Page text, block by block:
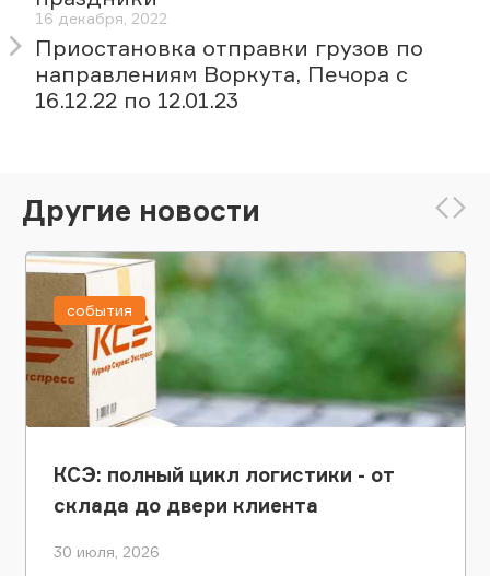
16 декабря, 2022
Приостановка отправки грузов по
направлениям Воркута, Печора с
16.12.22 по 12.01.23
Другие новости
КСЭ: полный цикл логистики - от
склада до двери клиента
30 июля, 2026
события